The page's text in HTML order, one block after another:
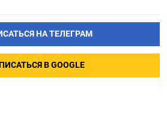
НА ТЕЛЕГРАМ
В GOOGLE